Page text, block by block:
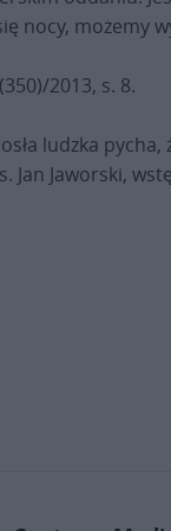
nocy, możemy
2013, s. 8.
ludzka
Jan Jaworski,